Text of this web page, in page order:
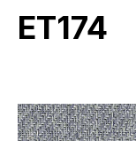
お気に入り
商品を探す
ET174